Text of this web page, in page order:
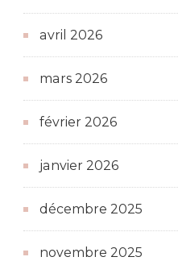
avril 2026
mars 2026
février 2026
janvier 2026
décembre 2025
novembre 2025